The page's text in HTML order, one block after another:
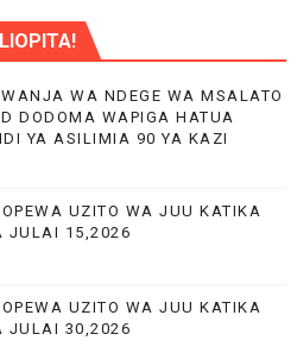
WA NDEGE WA MSALATO
DODOMA WAPIGA HATUA
YA ASILIMIA 90 YA KAZI
UZITO WA JUU KATIKA
JULAI 15,2026
UZITO WA JUU KATIKA
JULAI 30,2026